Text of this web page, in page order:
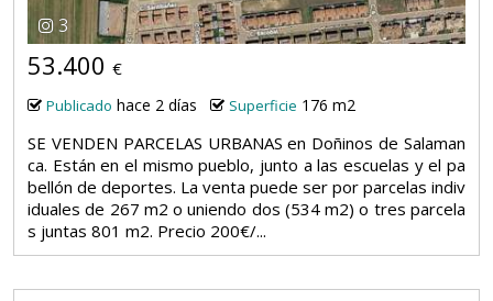
3
53.400 €
Publicado hace 2 días Superficie 176 m2
SE VENDEN PARCELAS URBANAS en Doñinos de Salaman
ca. Están en el mismo pueblo, junto a las escuelas y el pa
bellón de deportes. La venta puede ser por parcelas indiv
iduales de 267 m2 o uniendo dos (534 m2) o tres parcela
s juntas 801 m2. Precio 200€/...